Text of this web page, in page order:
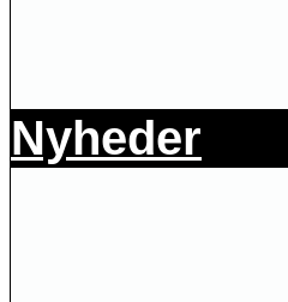
Nyheder